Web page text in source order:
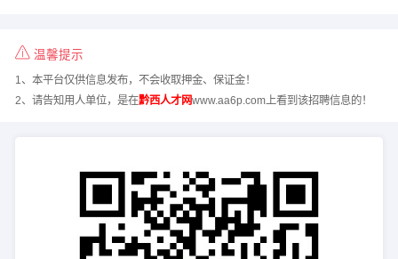
温馨提示
1、本平台仅供信息发布，不会收取押金、保证金！
2、请告知用人单位，是在黔西人才网www.aa6p.com上看到该招聘信息的！